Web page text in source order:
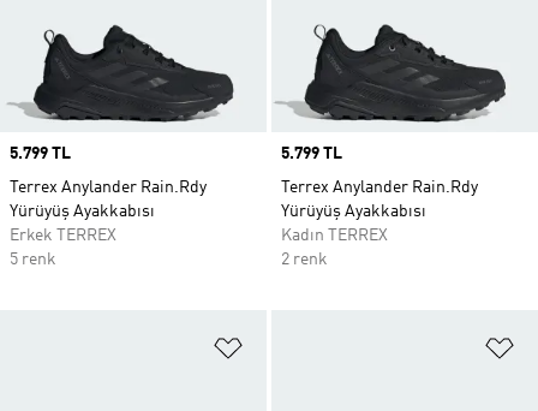
Price
5.799 TL
Terrex Anylander Rain.Rdy
Yürüyüş Ayakkabısı
Erkek TERREX
5 renk
Price
5.799 TL
Terrex Anylander Rain.Rdy
Yürüyüş Ayakkabısı
Kadın TERREX
2 renk